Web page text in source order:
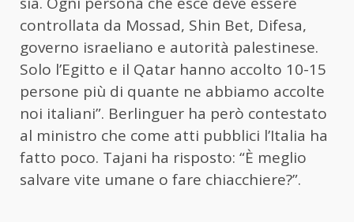
controllata da Mossad, Shin Bet, Difesa,
governo israeliano e autorità palestinese.
Solo l’Egitto e il Qatar hanno accolto 10-15
persone più di quante ne abbiamo accolte
noi italiani”. Berlinguer ha però contestato
al ministro che come atti pubblici l’Italia ha
fatto poco. Tajani ha risposto: “È meglio
salvare vite umane o fare chiacchiere?”.